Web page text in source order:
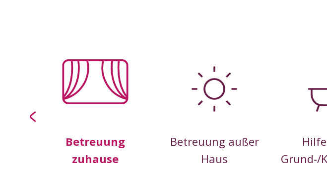
Betreuung
zuhause
Betreuung außer
Haus
Grund-/